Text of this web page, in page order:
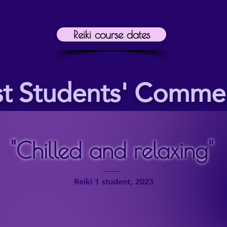
Reiki course dates
Students'
"Chilled and relaxing"
Reiki 1 student, 2023